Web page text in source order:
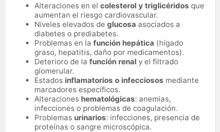
Alteraciones en el colesterol y triglicéridos que
aumentan el riesgo cardiovascular.
Niveles elevados de glucosa asociados a
diabetes o prediabetes.
Problemas en la función hepática (hígado
graso, hepatitis, daño por medicamentos).
Deterioro de la función renal y el filtrado
glomerular.
Estados inflamatorios o infecciosos mediante
marcadores específicos.
Alteraciones hematológicas: anemias,
infecciones o problemas de coagulación.
Problemas urinarios: infecciones, presencia de
proteínas o sangre microscópica.